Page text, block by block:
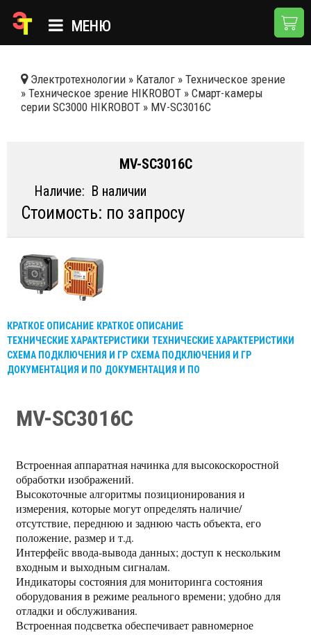
МЕНЮ
КАТАЛОГ
НОВОСТИ
ДОСТАВКА И ОПЛАТА
КОНТАКТЫ
Электротехнологии » Каталог » Техническое зрение
» Техническое зрение HIKROBOT » Смарт-камеры
серии SC3000 HIKROBOT » MV-SC3016C
MV-SC3016C
Наличие: В наличии
Стоимость: по запросу
КРАТКОЕ ОПИСАНИЕ КРАТКОЕ ОПИСАНИЕ
ТЕХНИЧЕСКИЕ ХАРАКТЕРИСТИКИ ТЕХНИЧЕСКИЕ ХАРАКТЕРИСТИКИ
СХЕМА ПОДКЛЮЧЕНИЯ И ГР СХЕМА ПОДКЛЮЧЕНИЯ И ГР
ДОКУМЕНТАЦИЯ И ПО ДОКУМЕНТАЦИЯ И ПО
MV-SC3016C
Встроенная аппаратная начинка для высокоскоростной
обработки изображений.
Высокоточные алгоритмы позиционирования и
измерения, которые могут определять наличие/
отсутствие, переднюю и заднюю часть объекта, его
положение, размер и т.д.
Интерфейс ввода-вывода данных; доступ к нескольким
входным и выходным сигналам.
Индикаторы состояния для мониторинга состояния
оборудования в режиме реального времени; удобно для
отладки и обслуживания.
Встроенная подсветка обеспечивает равномерное